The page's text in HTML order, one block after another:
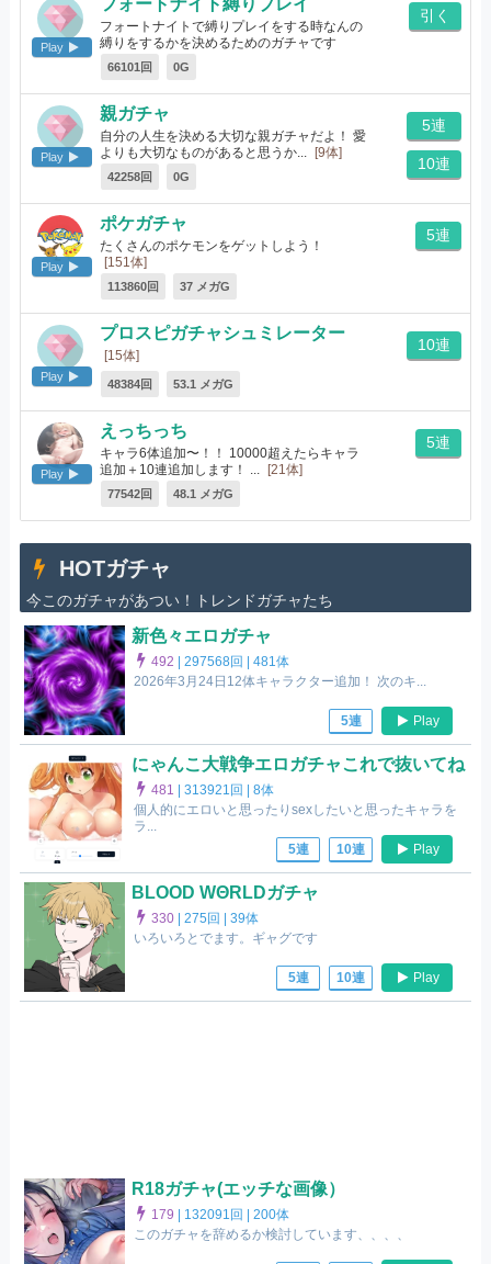
Play
フォートナイト縛りプレイ
フォートナイトで縛りプレイをする時なんの
縛りをするかを決めるためのガチャです
[18体]
66101回 0G
引く
Play
親ガチャ
自分の人生を決める大切な親ガチャだよ！ 愛
よりも大切なものがあると思うか...
[9体]
42258回 0G
5連
10連
Play
ポケガチャ
たくさんのポケモンをゲットしよう！
[151体]
113860回 37 メガG
5連
Play
プロスピガチャシュミレーター
[15体]
48384回 53.1 メガG
10連
Play
えっちっち
キャラ6体追加〜！！ 10000超えたらキャラ
追加＋10連追加します！ ...
[21体]
77542回 48.1 メガG
5連
HOTガチャ
今このガチャがあつい！トレンドガチャたち
新色々エロガチャ
492 |297568回 |481体
2026年3月24日12体キャラクター追加！ 次のキ...
5連 Play
にゃんこ大戦争エロガチャこれで抜いてね
481 |313921回 |8体
個人的にエロいと思ったりsexしたいと思ったキャラを
ラ...
5連
10連 Play
BLOOD WΘRLDガチャ
330 |275回 |39体
いろいろとでます。ギャグです
5連 10連 Play
R18ガチャ(エッチな画像）
179 132091回 |200体
このガチャを辞めるか検討しています、、、、